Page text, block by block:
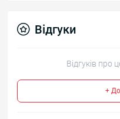
Відгуки
Відгуків про
+